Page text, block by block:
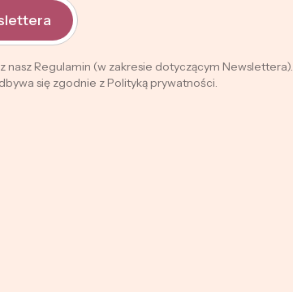
nasz Regulamin (w zakresie dotyczącym Newslettera).
się zgodnie z Polityką prywatności.